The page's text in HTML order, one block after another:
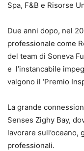
Spa, F&B e Risorse
Due anni dopo, nel
professionale come
del team di Soneva
e l’instancabile
valgono il ‘Premio
La grande
Senses Zighy Bay,
lavorare
professionali.